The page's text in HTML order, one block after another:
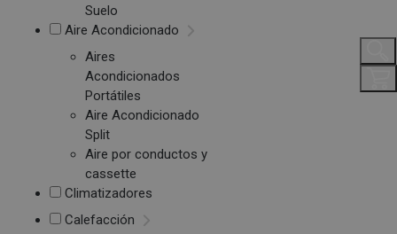
Suelo
Aire Acondicionado
Aires
Acondicionados
Portátiles
Aire Acondicionado
Split
Aire por conductos y
cassette
Climatizadores
Calefacción